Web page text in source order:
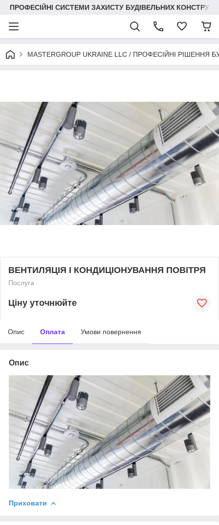
ПРОФЕСІЙНІ СИСТЕМИ ЗАХИСТУ БУДІВЕЛЬНИХ КОНСТРУКЦІЙ
MASTERGROUP UKRAINE LLC / ПРОФЕСІЙНІ РІШЕННЯ
ВЕНТИЛЯЦІЯ І КОНДИЦІОНУВАННЯ ПОВІТРЯ
Послуга
Ціну уточнюйте
Опис Оплата Умови повернення
Опис
Приховати